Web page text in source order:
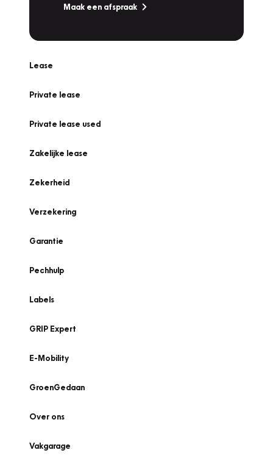
Maak een afspraak
Lease
Private lease
Private lease used
Zakelijke lease
Zekerheid
Verzekering
Garantie
Pechhulp
Labels
GRIP Expert
E-Mobility
GroenGedaan
Over ons
Vakgarage